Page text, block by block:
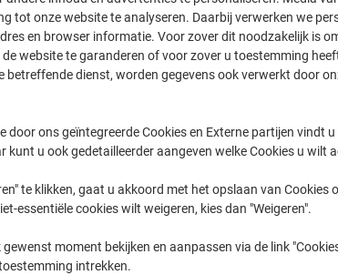
1-2Stuks 3,39 €
3-4Stuks 3,19 € -5%
Momenteel op voorraad Levertijd
Aan een lijst toevoegen
Leveringsinformatie
tot onze website te analyseren. Daarbij verwerken we
en browser informatie. Voor zover dit noodzakelijk is
website te garanderen of voor zover u toestemming
betreffende dienst, worden gegevens ook verwerkt door
door ons geïntegreerde Cookies en Externe partijen vindt u
kunt u ook gedetailleerder aangeven welke Cookies u wilt
te klikken, gaat u akkoord met het opslaan van Cookies
essentiële cookies wilt weigeren, kies dan "Weigeren".
moment bekijken en aanpassen via de link
intrekken.